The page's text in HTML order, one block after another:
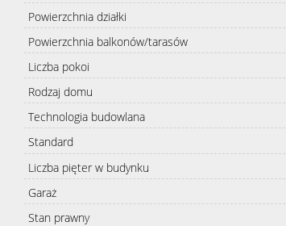
Powierzchnia działki
Powierzchnia balkonów/tarasów
Liczba pokoi
Rodzaj domu
Technologia budowlana
Standard
Liczba pięter w budynku
Garaż
Stan prawny